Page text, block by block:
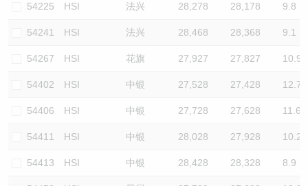
54225 HSI 法兴 28,278 28,178 9.8
54241 HSI 法兴 28,468 28,368 9.1
54267 HSI 花旗 27,927 27,827 10.9
54402 HSI 中银 27,528 27,428 12.7
54406 HSI 中银 27,728 27,628 11.6
54411 HSI 中银 28,028 27,928 10.2
54413 HSI 中银 28,428 28,328 8.9